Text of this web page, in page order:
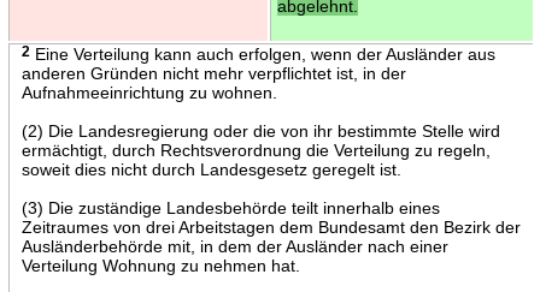
abgelehnt.
2Eine Verteilung kann auch erfolgen, wenn der Ausländer aus
anderen Gründen nicht mehr verpflichtet ist, in der
Aufnahmeeinrichtung zu wohnen.
(2) Die Landesregierung oder die von ihr bestimmte Stelle wird
ermächtigt, durch Rechtsverordnung die Verteilung zu regeln,
soweit dies nicht durch Landesgesetz geregelt ist.
(3) Die zuständige Landesbehörde teilt innerhalb eines
Zeitraumes von drei Arbeitstagen dem Bundesamt den Bezirk der
Ausländerbehörde mit, in dem der Ausländer nach einer
Verteilung Wohnung zu nehmen hat.